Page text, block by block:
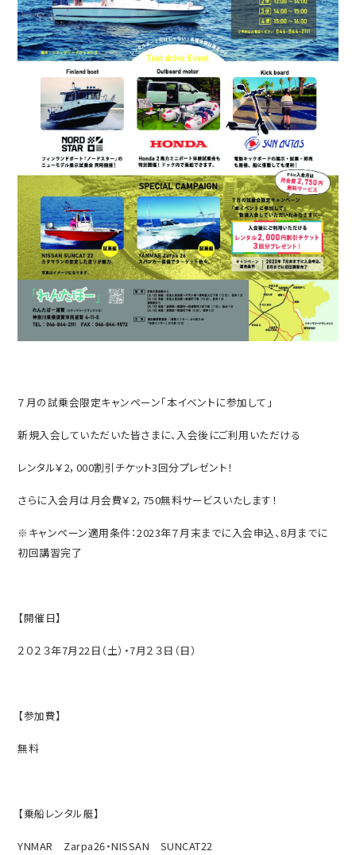
７月の試乗会限定キャンペーン「本イベントに参加して」
新規入会していただいた皆さまに、入会後にご利用いただける
レンタル￥2， 000割引チケット3回分プレゼント！
さらに入会月は月会費￥2， 750無料サービスいたします！
※キャンペーン適用条件：2023年７月末までに入会申込、8月までに
初回講習完了
【開催日】
２０２３年7月22日（土）・7月２３日（日）
【参加費】
無料
【乗船レンタル艇】
YNMAR Zarpa26・NISSAN SUNCAT22